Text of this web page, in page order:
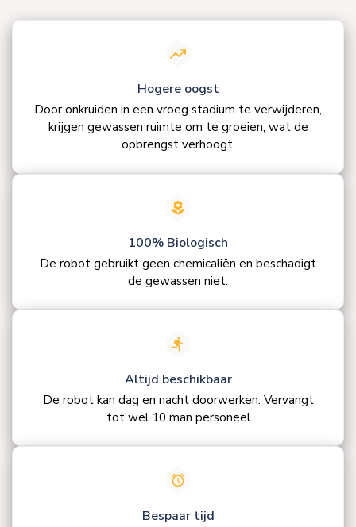
Hogere oogst
Door onkruiden in een vroeg stadium te verwijderen,
krijgen gewassen ruimte om te groeien, wat de
opbrengst verhoogt.
100% Biologisch
De robot gebruikt geen chemicaliën en beschadigt
de gewassen niet.
Altijd beschikbaar
De robot kan dag en nacht doorwerken. Vervangt
tot wel 10 man personeel
Bespaar tijd